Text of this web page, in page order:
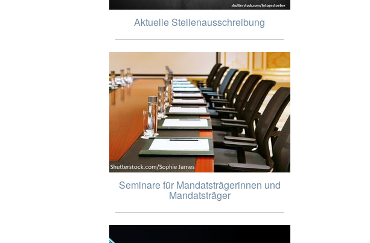
Aktuelle Stellenausschreibung
Seminare für Mandatsträgerinnen und
Mandatsträger